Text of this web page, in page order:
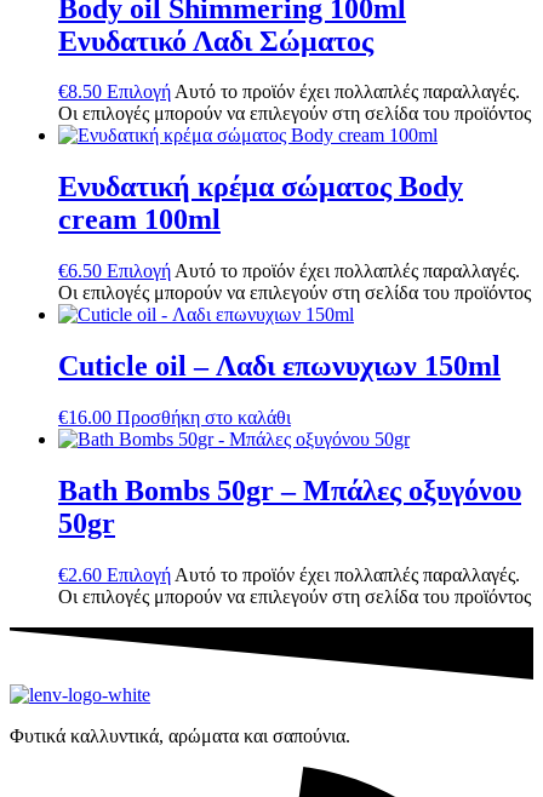
Body oil Shimmering 100ml
Ενυδατικό Λαδι Σώματος
€8.50 ΕπιλογήΑυτό το προϊόν έχει πολλαπλές παραλλαγές.
Οι επιλογές μπορούν να επιλεγούν στη σελίδα του προϊόντος
Ενυδατική κρέμα σώματος Body
cream 100ml
€6.50 Επιλογή Αυτό το προϊόν έχει πολλαπλές παραλλαγές.
Οι επιλογές μπορούν να επιλεγούν στη σελίδα του προϊόντος
Cuticle oil – Λαδι επωνυχιων 150ml
€16.00 Προσθήκη στο καλάθι
Bath Bombs 50gr – Μπάλες οξυγόνου
50gr
€2.60 Επιλογή Αυτό το προϊόν έχει πολλαπλές παραλλαγές.
Οι επιλογές μπορούν να επιλεγούν στη σελίδα του προϊόντος
Φυτικά καλλυντικά, αρώματα και σαπούνια.